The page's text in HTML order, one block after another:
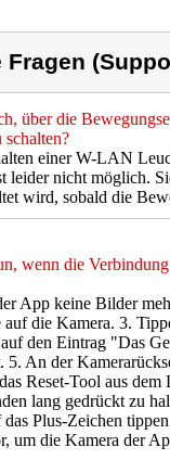
über die
einer W-LAN
leider nicht möglich.
wird, sobald die
wenn die
App keine Bilder
die Kamera. 3.
den Eintrag "Das
5. An der
Reset-Tool aus
lang gedrückt zu
Plus-Zeichen
um die Kamera der